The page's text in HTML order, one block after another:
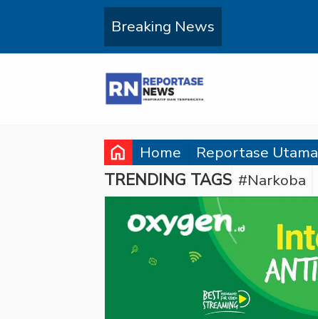
Breaking News
home Home Reportase Utama
TRENDING TAGS #Narkoba